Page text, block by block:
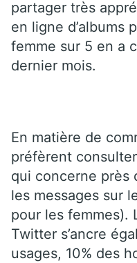
partager très
en ligne d’albums
femme sur 5 en a
dernier mois.
En matière de
préfèrent
qui concerne près
les messages sur
pour les femmes).
Twitter s’ancre
usages, 10% des